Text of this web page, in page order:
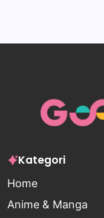
Kategori
Home
Anime & Manga